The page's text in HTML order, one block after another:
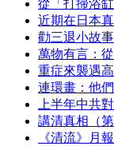
從「打掃浴
近期在日本
勸三退小故事
萬物有言：
重症來襲遇
連環畫：他
上半年中共
講清真相（
《清流》月